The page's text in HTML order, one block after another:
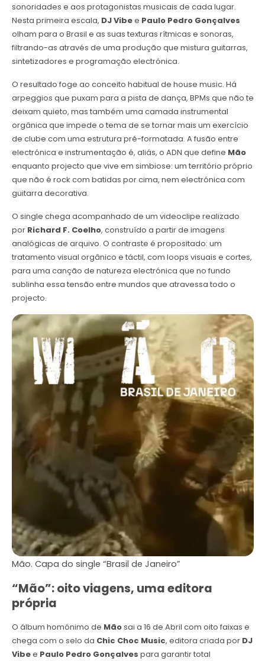
sonoridades e aos protagonistas musicais de cada lugar.
Nesta primeira escala, DJ Vibee Paulo Pedro Gonçalves
olham para o Brasil e as suas texturas rítmicas e sonoras,
filtrando-as através de uma produção que mistura guitarras,
sintetizadores e programação electrónica.
O resultado foge ao conceito habitual de house music. Há
arpeggios que puxam para a pista de dança, BPMs que não te
deixam quieto, mas também uma camada instrumental
orgânica que impede o tema de se tornar mais um exercício
de clube com uma estrutura pré-formatada. A fusão entre
electrónica e instrumentação é, aliás, o ADN que define Mão
enquanto projecto que vive em simbiose: um território próprio
que não é rock com batidas por cima, nem electrónica com
guitarra decorativa.
O single chega acompanhado de um videoclipe realizado
por Richard F. Coelho, construído a partir de imagens
analógicas de arquivo. O contraste é propositado: um
tratamento visual orgânico e táctil, com loops visuais e cortes,
para uma canção de natureza electrónica que no fundo
sublinha essa tensão entre mundos que atravessa todo o
projecto.
Mão. Capa do single “Brasil de Janeiro”
“Mão”: oito viagens, uma editora
própria
O álbum homónimo de Mãosai a 16 de Abril com oito faixas e
chega com o selo da Chic Choc Music, editora criada por DJ
Vibee Paulo Pedro Gonçalves para garantir total